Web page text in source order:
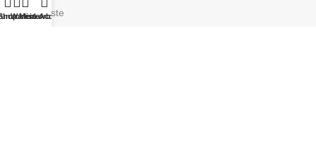
Wunschliste
Warenkorb
Mein Account